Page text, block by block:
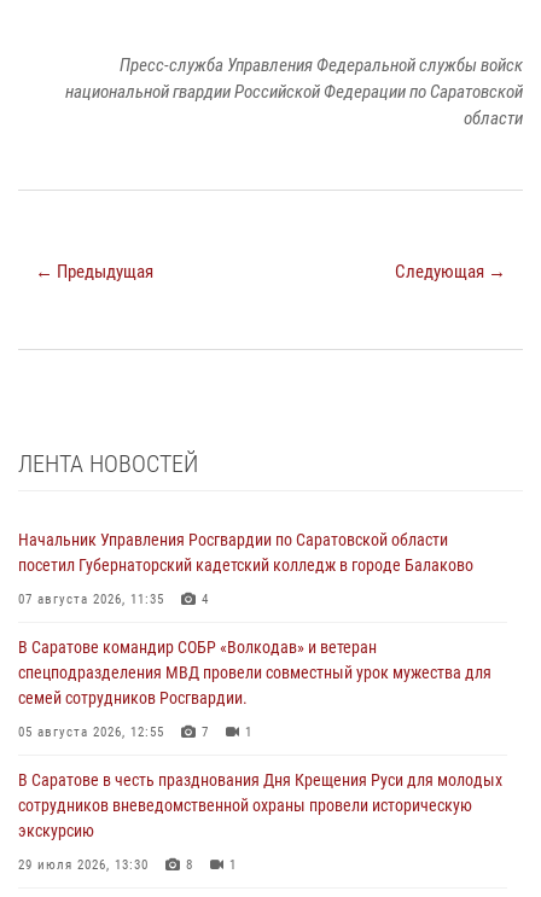
Пресс-служба Управления Федеральной службы войск
национальной гвардии Российской Федерации по Саратовской
области
← Предыдущая Следующая →
ЛЕНТА НОВОСТЕЙ
Начальник Управления Росгвардии по Саратовской области
посетил Губернаторский кадетский колледж в городе Балаково
07 августа 2026, 11:35 4
В Саратове командир СОБР «Волкодав» и ветеран
спецподразделения МВД провели совместный урок мужества для
семей сотрудников Росгвардии.
05 августа 2026, 12:55 7 1
В Саратове в честь празднования Дня Крещения Руси для молодых
сотрудников вневедомственной охраны провели историческую
экскурсию
29 июля 2026, 13:30 8 1